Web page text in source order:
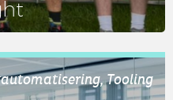
Tooling